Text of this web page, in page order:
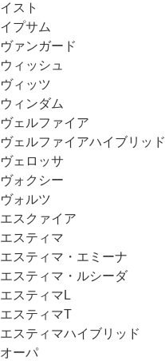
イスト
イプサム
ヴァンガード
ウィッシュ
ヴィッツ
ウィンダム
ヴェルファイア
ヴェルファイアハイブリッド
ヴェロッサ
ヴォクシー
ヴォルツ
エスクァイア
エスティマ
エスティマ・エミーナ
エスティマ・ルシーダ
エスティマL
エスティマT
エスティマハイブリッド
オーパ